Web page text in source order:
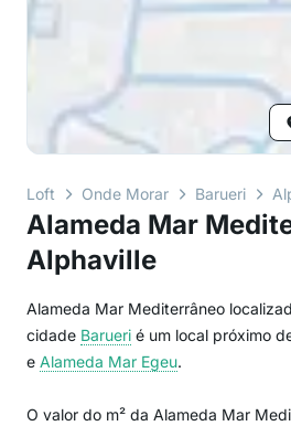
Loft Onde Morar Barueri
Alameda Mar
Alphaville
Alameda Mar Mediterrâneo
cidade Barueri é um local próximo
e Alameda Mar Egeu.
O valor do m² da Alameda Mar